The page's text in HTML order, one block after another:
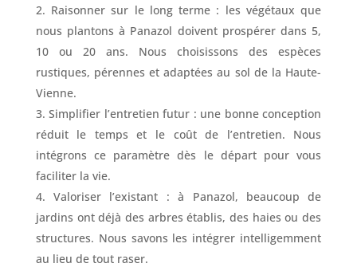
Raisonner sur le long terme : les végétaux que
nous plantons à Panazol doivent prospérer dans 5,
10 ou 20 ans. Nous choisissons des espèces
rustiques, pérennes et adaptées au sol de la Haute-
Vienne.
Simplifier l’entretien futur : une bonne conception
réduit le temps et le coût de l’entretien. Nous
intégrons ce paramètre dès le départ pour vous
faciliter la vie.
Valoriser l’existant : à Panazol, beaucoup de
jardins ont déjà des arbres établis, des haies ou des
structures. Nous savons les intégrer intelligemment
au lieu de tout raser.